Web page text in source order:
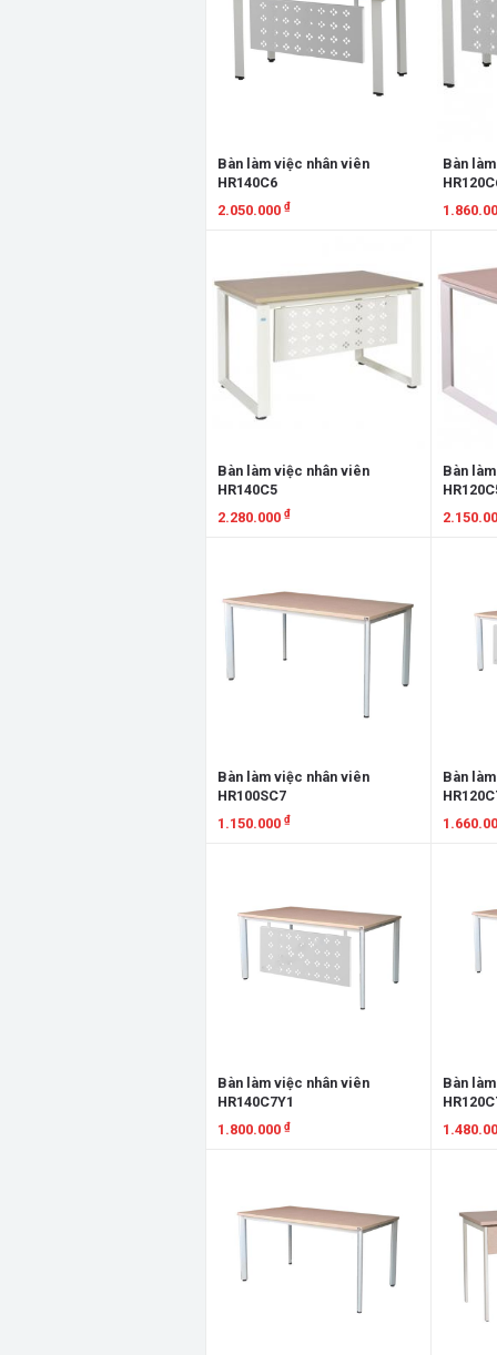
Bàn làm việc nhân viên
HR140C6
2.050.000 ₫
Bàn
Bàn làm việc nhân viên
HR140C5
2.280.000 ₫
Bàn
Bàn làm việc nhân viên
HR100SC7
1.150.000 ₫
Bàn
Bàn làm việc nhân viên
HR140C7Y1
1.800.000 ₫
Bàn